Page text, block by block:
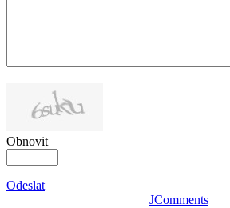
Obnovit
Odeslat
JComments